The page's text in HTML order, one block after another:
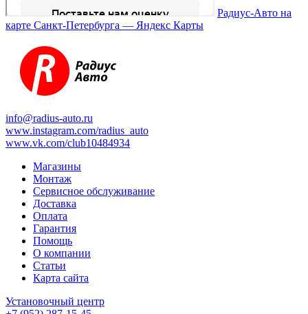
Радиус-Авто на
карте Санкт‑Петербурга — Яндекс Карты
info@radius-auto.ru
www.instagram.com/radius_auto
www.vk.com/club10484934
Магазины
Монтаж
Сервисное обслуживание
Доставка
Оплата
Гарантия
Помощь
О компании
Статьи
Карта сайта
Установочный центр